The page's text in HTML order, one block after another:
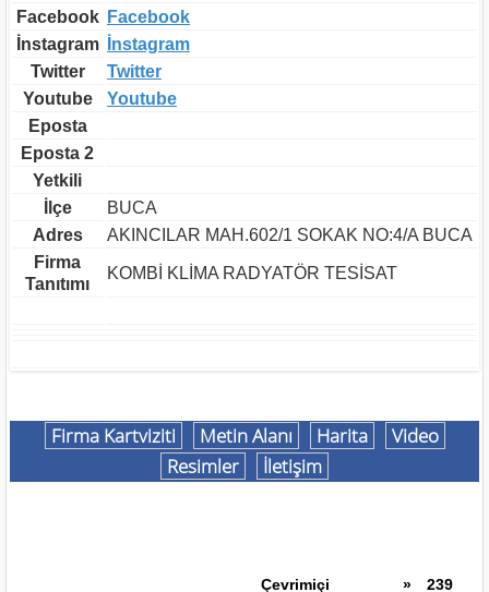
Facebook Facebook
İnstagram
İnstagram
Twitter
Twitter
Youtube
Youtube
Eposta
Eposta 2
Yetkili
İlçe
BUCA
Adres
AKINCILAR MAH.602/1 SOKAK NO:4/A BUCA
Firma
Tanıtımı
KOMBİ KLİMA RADYATÖR TESİSAT
Firma Kartviziti Metin Alanı Harita
Video
Resimler
İletişim
Çevrimiçi » 239